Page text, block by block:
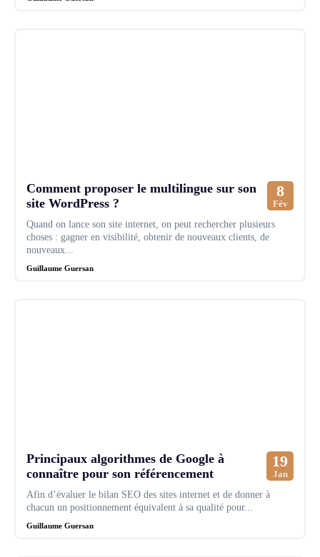
Comment proposer le multilingue sur son
site WordPress ?
8
Fév
Quand on lance son site internet, on peut rechercher plusieurs
choses : gagner en visibilité, obtenir de nouveaux clients, de
nouveaux...
Guillaume Guersan
Principaux algorithmes de Google à
connaître pour son référencement
19
Jan
Afin d’évaluer le bilan SEO des sites internet et de donner à
chacun un positionnement équivalent à sa qualité pour...
Guillaume Guersan